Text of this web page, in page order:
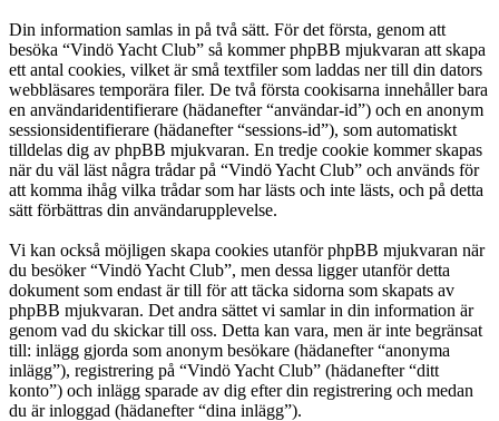
Din information samlas in på två sätt. För det första, genom att
besöka “Vindö Yacht Club” så kommer phpBB mjukvaran att skapa
ett antal cookies, vilket är små textfiler som laddas ner till din dators
webbläsares temporära filer. De två första cookisarna innehåller bara
en användaridentifierare (hädanefter “användar-id”) och en anonym
sessionsidentifierare (hädanefter “sessions-id”), som automatiskt
tilldelas dig av phpBB mjukvaran. En tredje cookie kommer skapas
när du väl läst några trådar på “Vindö Yacht Club” och används för
att komma ihåg vilka trådar som har lästs och inte lästs, och på detta
sätt förbättras din användarupplevelse.
Vi kan också möjligen skapa cookies utanför phpBB mjukvaran när
du besöker “Vindö Yacht Club”, men dessa ligger utanför detta
dokument som endast är till för att täcka sidorna som skapats av
phpBB mjukvaran. Det andra sättet vi samlar in din information är
genom vad du skickar till oss. Detta kan vara, men är inte begränsat
till: inlägg gjorda som anonym besökare (hädanefter “anonyma
inlägg”), registrering på “Vindö Yacht Club” (hädanefter “ditt
konto”) och inlägg sparade av dig efter din registrering och medan
du är inloggad (hädanefter “dina inlägg”).